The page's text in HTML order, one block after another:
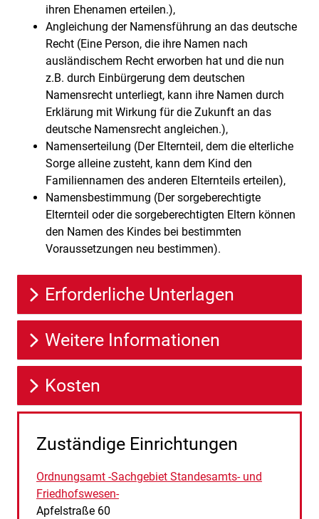
ihren Ehenamen erteilen.),
Angleichung der Namensführung an das deutsche
Recht (Eine Person, die ihre Namen nach
ausländischem Recht erworben hat und die nun
z.B. durch Einbürgerung dem deutschen
Namensrecht unterliegt, kann ihre Namen durch
Erklärung mit Wirkung für die Zukunft an das
deutsche Namensrecht angleichen.),
Namenserteilung (Der Elternteil, dem die elterliche
Sorge alleine zusteht, kann dem Kind den
Familiennamen des anderen Elternteils erteilen),
Namensbestimmung (Der sorgeberechtigte
Elternteil oder die sorgeberechtigten Eltern können
den Namen des Kindes bei bestimmten
Voraussetzungen neu bestimmen).
Erforderliche Unterlagen
Weitere Informationen
Kosten
Zuständige Einrichtungen
Ordnungsamt -Sachgebiet Standesamts- und
Friedhofswesen-
Straße:
Apfelstraße Hausnummer:
60